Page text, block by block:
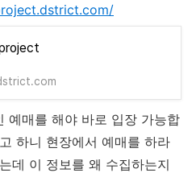
예매를 해야 바로 입장 가능합
하니 현장에서 예매를 하라
데 이 정보를 왜 수집하는지